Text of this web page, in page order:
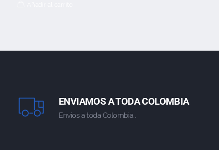
ENVIAMOS A TODA COLOMBIA
Envios a toda Colombia .